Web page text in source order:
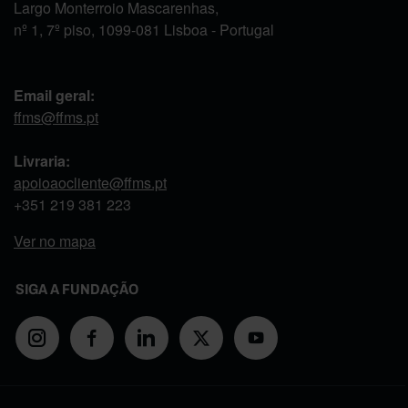
Largo Monterroio Mascarenhas,
nº 1, 7º piso, 1099-081 Lisboa - Portugal
Email geral:
ffms@ffms.pt
Livraria:
apoioaocliente@ffms.pt
+351 219 381 223
Ver no mapa
SIGA A FUNDAÇÃO